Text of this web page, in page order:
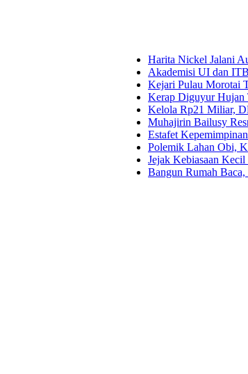
Harita Nickel Jalani Audit
Akademisi UI dan ITB
Kejari Pulau Morotai Tahan
Kerap Diguyur Hujan Tinggi,
Kelola Rp21 Miliar, DKP
Muhajirin Bailusy Resmi
Estafet Kepemimpinan di
Polemik Lahan Obi, KNPI
Jejak Kebiasaan Kecil
Bangun Rumah Baca, Harita